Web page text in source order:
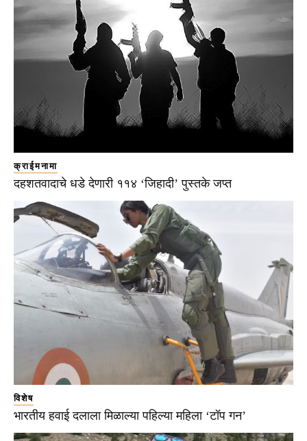
क्राईमनामा
दहशतवादाचे धडे देणारी ११४ ‘जिहादी’ पुस्तके जप्त
विशेष
भारतीय हवाई दलाला मिळाल्या पहिल्या महिला ‘टॉप गन’